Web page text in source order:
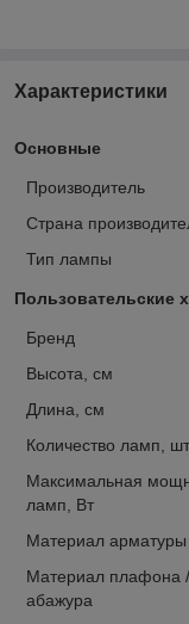
Характеристики
Основные
Производитель
Страна
Тип лампы
Пользовательские
Бренд
Высота, см
Длина, см
Количество ламп, шт
Максимальная
ламп, Вт
Материал арматуры
Материал плафона /
абажура